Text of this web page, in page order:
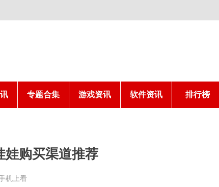
专题合集 游戏资讯 软件资讯 排行榜
娃购买渠道推荐
机上看